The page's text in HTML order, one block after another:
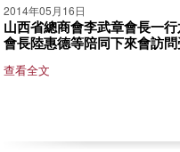
2014年05月16日
山西省總商會李武章會長一
會長陸惠德等陪同下來會訪
查看全文